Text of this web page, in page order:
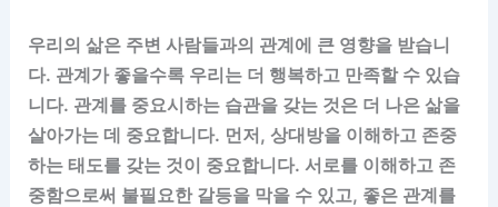
우리의 삶은 주변 사람들과의 관계에 큰 영향을 받습니
다. 관계가 좋을수록 우리는 더 행복하고 만족할 수 있습
니다. 관계를 중요시하는 습관을 갖는 것은 더 나은 삶을
살아가는 데 중요합니다. 먼저, 상대방을 이해하고 존중
하는 태도를 갖는 것이 중요합니다. 서로를 이해하고 존
중함으로써 불필요한 갈등을 막을 수 있고, 좋은 관계를